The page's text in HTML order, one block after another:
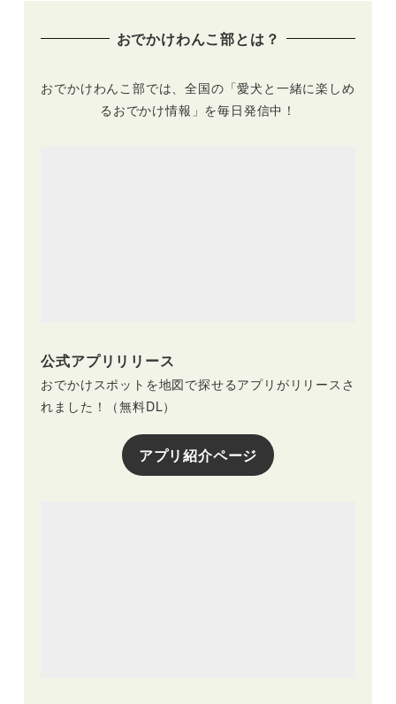
に宿泊
おでかけわんこ部とは？
おでかけわんこ部では、全国の「愛犬と一緒に楽しめ
るおでかけ情報」を毎日発信中！
公式アプリリリース
おでかけスポットを地図で探せるアプリがリリースさ
れました！（無料DL）
アプリ紹介ページ